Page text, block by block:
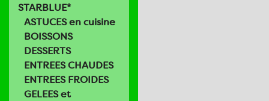
STARBLUE*
ASTUCES en cuisine
BOISSONS
DESSERTS
ENTREES CHAUDES
ENTREES FROIDES
GELEES et